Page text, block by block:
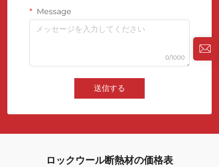
Message
0/1000
送信する
ロックウール断熱材の価格表